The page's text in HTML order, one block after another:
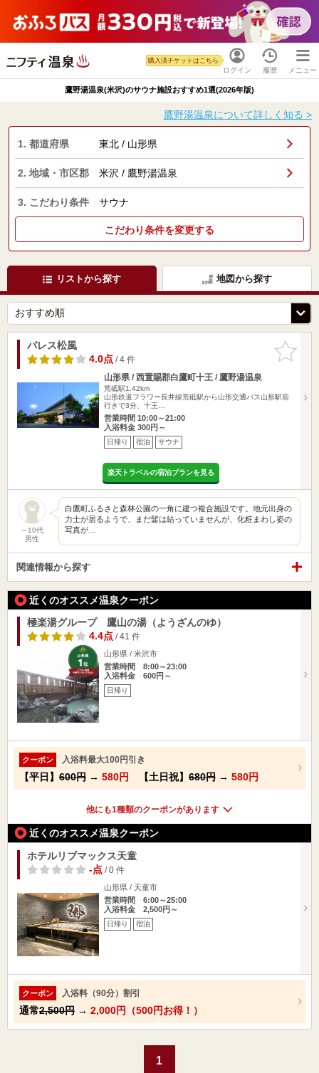
ログイン
購入済チケットはこちら
履歴 メニュー
鷹野湯温泉(米沢)のサウナ施設おすすめ1選(2026年版)
鷹野湯温泉について詳しく知る >
1. 都道府県 東北 / 山形県
2. 地域・市区郡 米沢 / 鷹野湯温泉
3. こだわり条件 サウナ
こだわり条件を変更する
リストから探す 地図から探す
お気に入
りに追加
パレス松風
4.0点/ 4 件
山形県 / 西置賜郡白鷹町十王 / 鷹野湯温泉
荒砥駅1.42km
山形鉄道フラワー長井線荒砥駅から山形交通バス山形駅前
行きで3分、十王…
営業時間 10:00～21:00
入浴料金 300円～
日帰り 宿泊 サウナ
楽天トラベルの宿泊プランを見る
～10代
男性
白鷹町ふるさと森林公園の一角に建つ複合施設です。地元出身の
力士が居るようで、まだ髷は結っていませんが、化粧まわし姿の
写真が…
関連情報から探す
近くのオススメ温泉クーポン
極楽湯グループ 鷹山の湯（ようざんのゆ）
4.4点/ 41 件
山形県 / 米沢市
営業時間 8:00～23:00
入浴料金 600円～
日帰り
クーポン 入浴料最大100円引き
【平日】 600円 → 580円 【土日祝】 680円 → 580円
他にも1種類のクーポンがあります
近くのオススメ温泉クーポン
ホテルリブマックス天童
-点/ 0 件
山形県 / 天童市
営業時間 6:00～25:00
入浴料金 2,500円～
日帰り 宿泊
クーポン 入浴料（90分）割引
通常2,500円 → 2,000円（500円お得！）
1